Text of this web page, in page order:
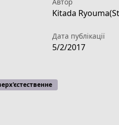
Kitada
Дата публікації
5/2/2017